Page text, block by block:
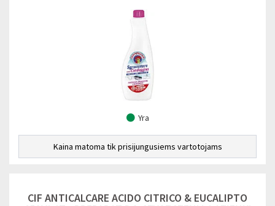
Yra
Kaina matoma tik prisijungusiems vartotojams
CIF ANTICALCARE ACIDO CITRICO & EUCALIPTO